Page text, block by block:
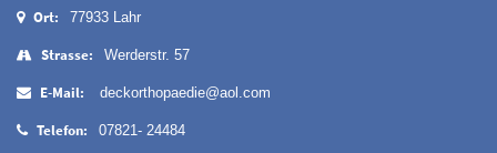
Ort: 77933 Lahr
Strasse: Werderstr. 57
E-Mail: deckorthopaedie@aol.com
Telefon: 07821- 24484